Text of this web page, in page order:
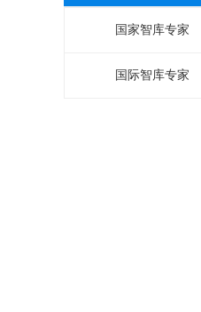
国家智库专家
国际智库专家